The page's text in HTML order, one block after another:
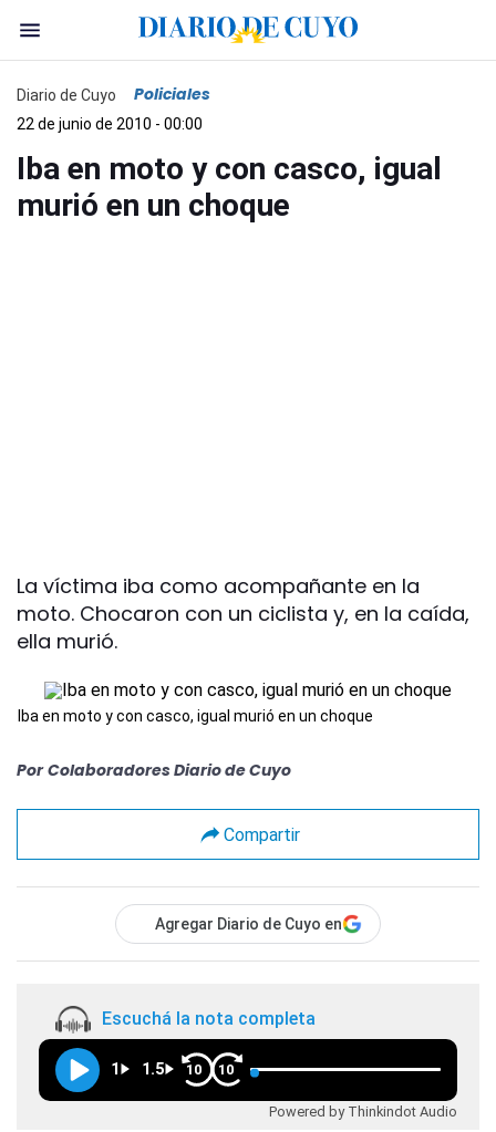
Diario de Cuyo Policiales
22 de junio de 2010 - 00:00
Iba en moto y con casco, igual
murió en un choque
La víctima iba como acompañante en la
moto. Chocaron con un ciclista y, en la caída,
ella murió.
Iba en moto y con casco, igual murió en un choque
Por Colaboradores Diario de Cuyo
Compartir
Agregar Diario de Cuyo en
Escuchá la nota completa
1 1.5 10 10
Powered by Thinkindot Audio